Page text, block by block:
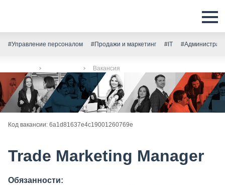
#Управление персоналом #Продажи и маркетинг #IT
Вакансия
Код вакансии: 6a1d81637e4c19001260769e
Trade Marketing Manager
Обязанности: